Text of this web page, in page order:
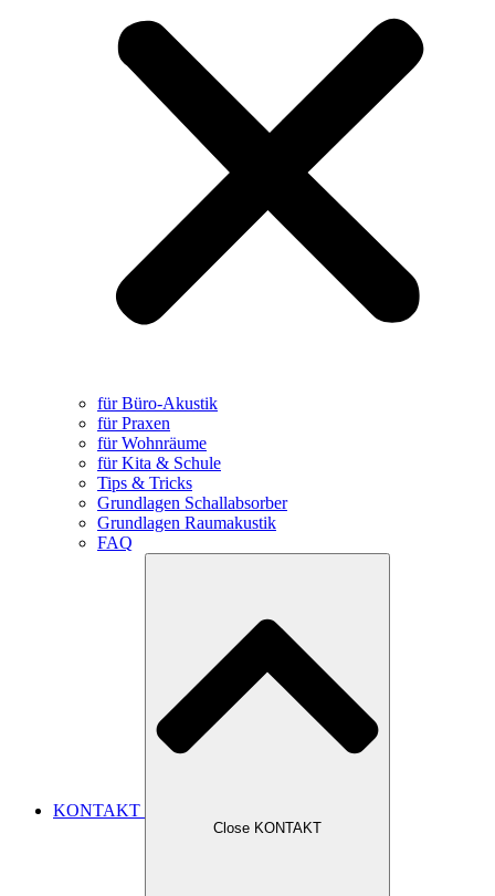
für Büro-Akustik
für Praxen
für Wohnräume
für Kita & Schule
Tips & Tricks
Grundlagen Schallabsorber
Grundlagen Raumakustik
FAQ
KONTAKT
Close KONTAKT